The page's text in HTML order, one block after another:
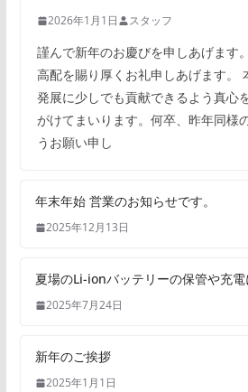
2026年1月1日 スタッフ
謹んで新年のお慶びを申しあげます
高配を賜り厚くお礼申しあげます。
発展に少しでも貢献できるよう真心
がけてまいります。何卒、昨年同様
うお願い申し
年末年始 営業のお知らせです。
2025年12月13日
夏場のLi-ionバッテリーの保管や充
2025年7月24日
新年のご挨拶
2025年1月1日